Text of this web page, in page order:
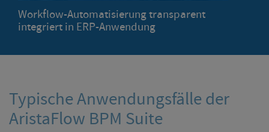
Workflow-Automatisierung transparent
integriert in ERP-Anwendung
Typische Anwendungsfälle der
AristaFlow BPM Suite